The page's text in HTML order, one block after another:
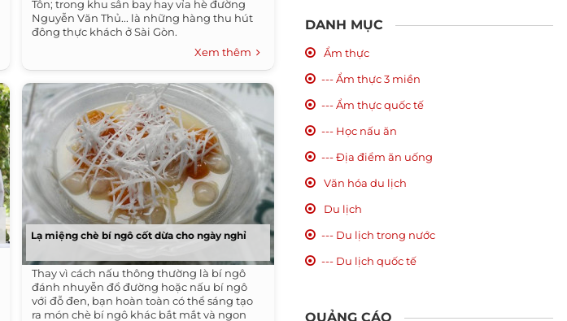
Tôn; trong khu sân bay hay vỉa hè đường
Nguyễn Văn Thủ... là những hàng thu hút
đông thực khách ở Sài Gòn.
Xem thêm
Lạ miệng chè bí ngô cốt dừa cho ngày nghỉ
Thay vì cách nấu thông thường là bí ngô
đánh nhuyễn đổ đường hoặc nấu bí ngô
với đỗ đen, bạn hoàn toàn có thể sáng tạo
ra món chè bí ngô khác bắt mắt và ngon
DANH MỤC
Ẩm thực
--- Ẩm thực 3 miền
--- Ẩm thực quốc tế
--- Học nấu ăn
--- Địa điểm ăn uống
Văn hóa du lịch
Du lịch
--- Du lịch trong nước
--- Du lịch quốc tế
QUẢNG CÁO